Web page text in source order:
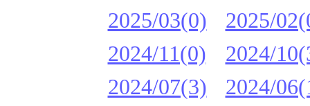
2025/03(0)
2025/
2024/11(0)
2024/
2024/07(3)
2024/